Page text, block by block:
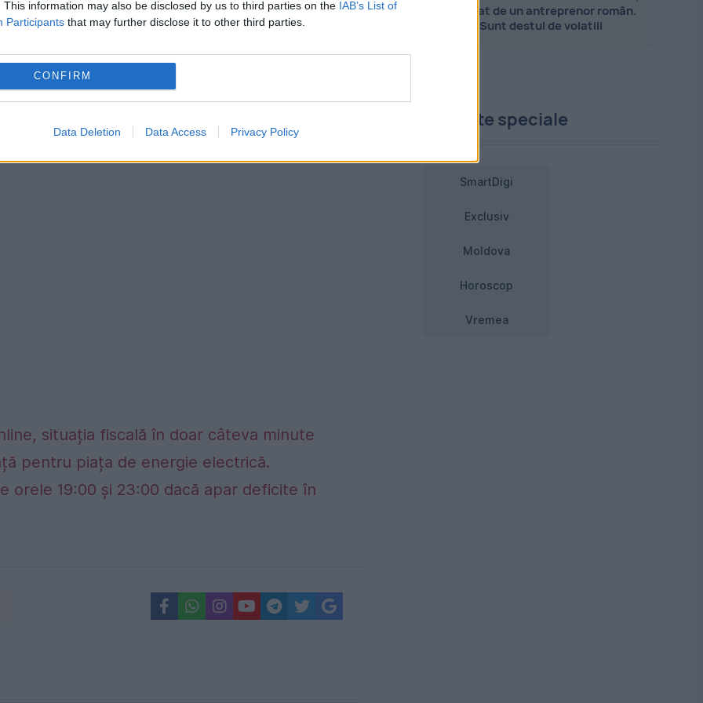
This information may also be disclosed by us to third parties on the IAB’s List of
Participants that may further disclose it to other third parties.
CONFIRM
Data Deletion Data Access Privacy Policy
- spre intrarea în parcul Ioanid, vizavi
vor pleca în procesiune la ora 16.20.
dreaptă și se va îndrepta spre catedrala
la orele 17:00, Sfânta Liturghie de mulțumire
Rozariul de mărire. Va fi prezent la
Maury Buendía.
situația fiscală în doar câteva minute
pentru piața de energie electrică.
orele 19:00 și 23:00 dacă apar deficite în
explicat de un antreprenor român.
Sunt destul de volatili
Proiecte speciale
SmartDigi
Exclusiv
Moldova
Horoscop
Vremea